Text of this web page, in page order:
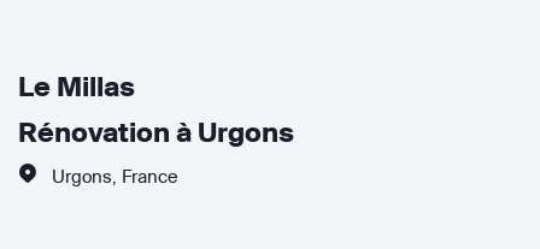
Le Millas
Rénovation à Urgons
Urgons France